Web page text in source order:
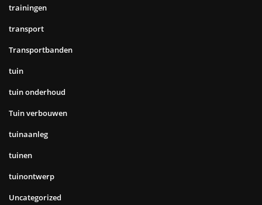
trainingen
transport
Transportbanden
tuin
tuin onderhoud
Tuin verbouwen
tuinaanleg
tuinen
tuinontwerp
Uncategorized